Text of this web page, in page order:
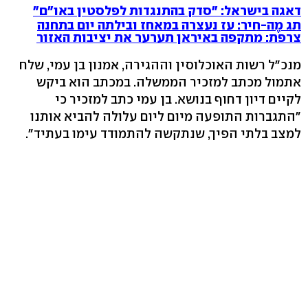
דאגה בישראל: "סדק בהתנגדות לפלסטין באו"ם"
תג מֶה-חיר: עז נעצרה במאחז ובילתה יום בתחנה
צרפת: מתקפה באיראן תערער את יציבות האזור
מנכ"ל רשות האוכלוסין וההגירה, אמנון בן עמי, שלח
אתמול מכתב למזכיר הממשלה. במכתב הוא ביקש
לקיים דיון דחוף בנושא. בן עמי כתב למזכיר כי
"התגברות התופעה מיום ליום עלולה להביא אותנו
למצב בלתי הפיך, שנתקשה להתמודד עימו בעתיד".